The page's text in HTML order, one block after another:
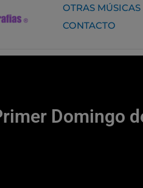
OTRAS MÚSICAS
CONTACTO
Domingo